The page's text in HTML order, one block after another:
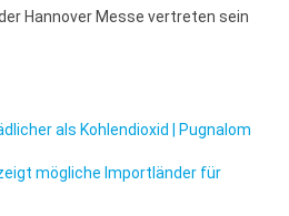
Hannover Messe vertreten sein
als Kohlendioxid | Pugnalom
mögliche Importländer für